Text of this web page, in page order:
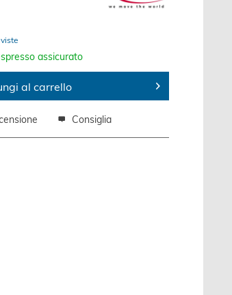
assicurato
al carrello
Consiglia